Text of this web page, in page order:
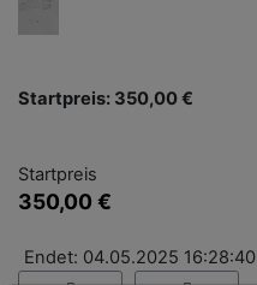
Startpreis: 350,00 €
Startpreis
350,00 €
Endet: 04.05.2025 16:28:40